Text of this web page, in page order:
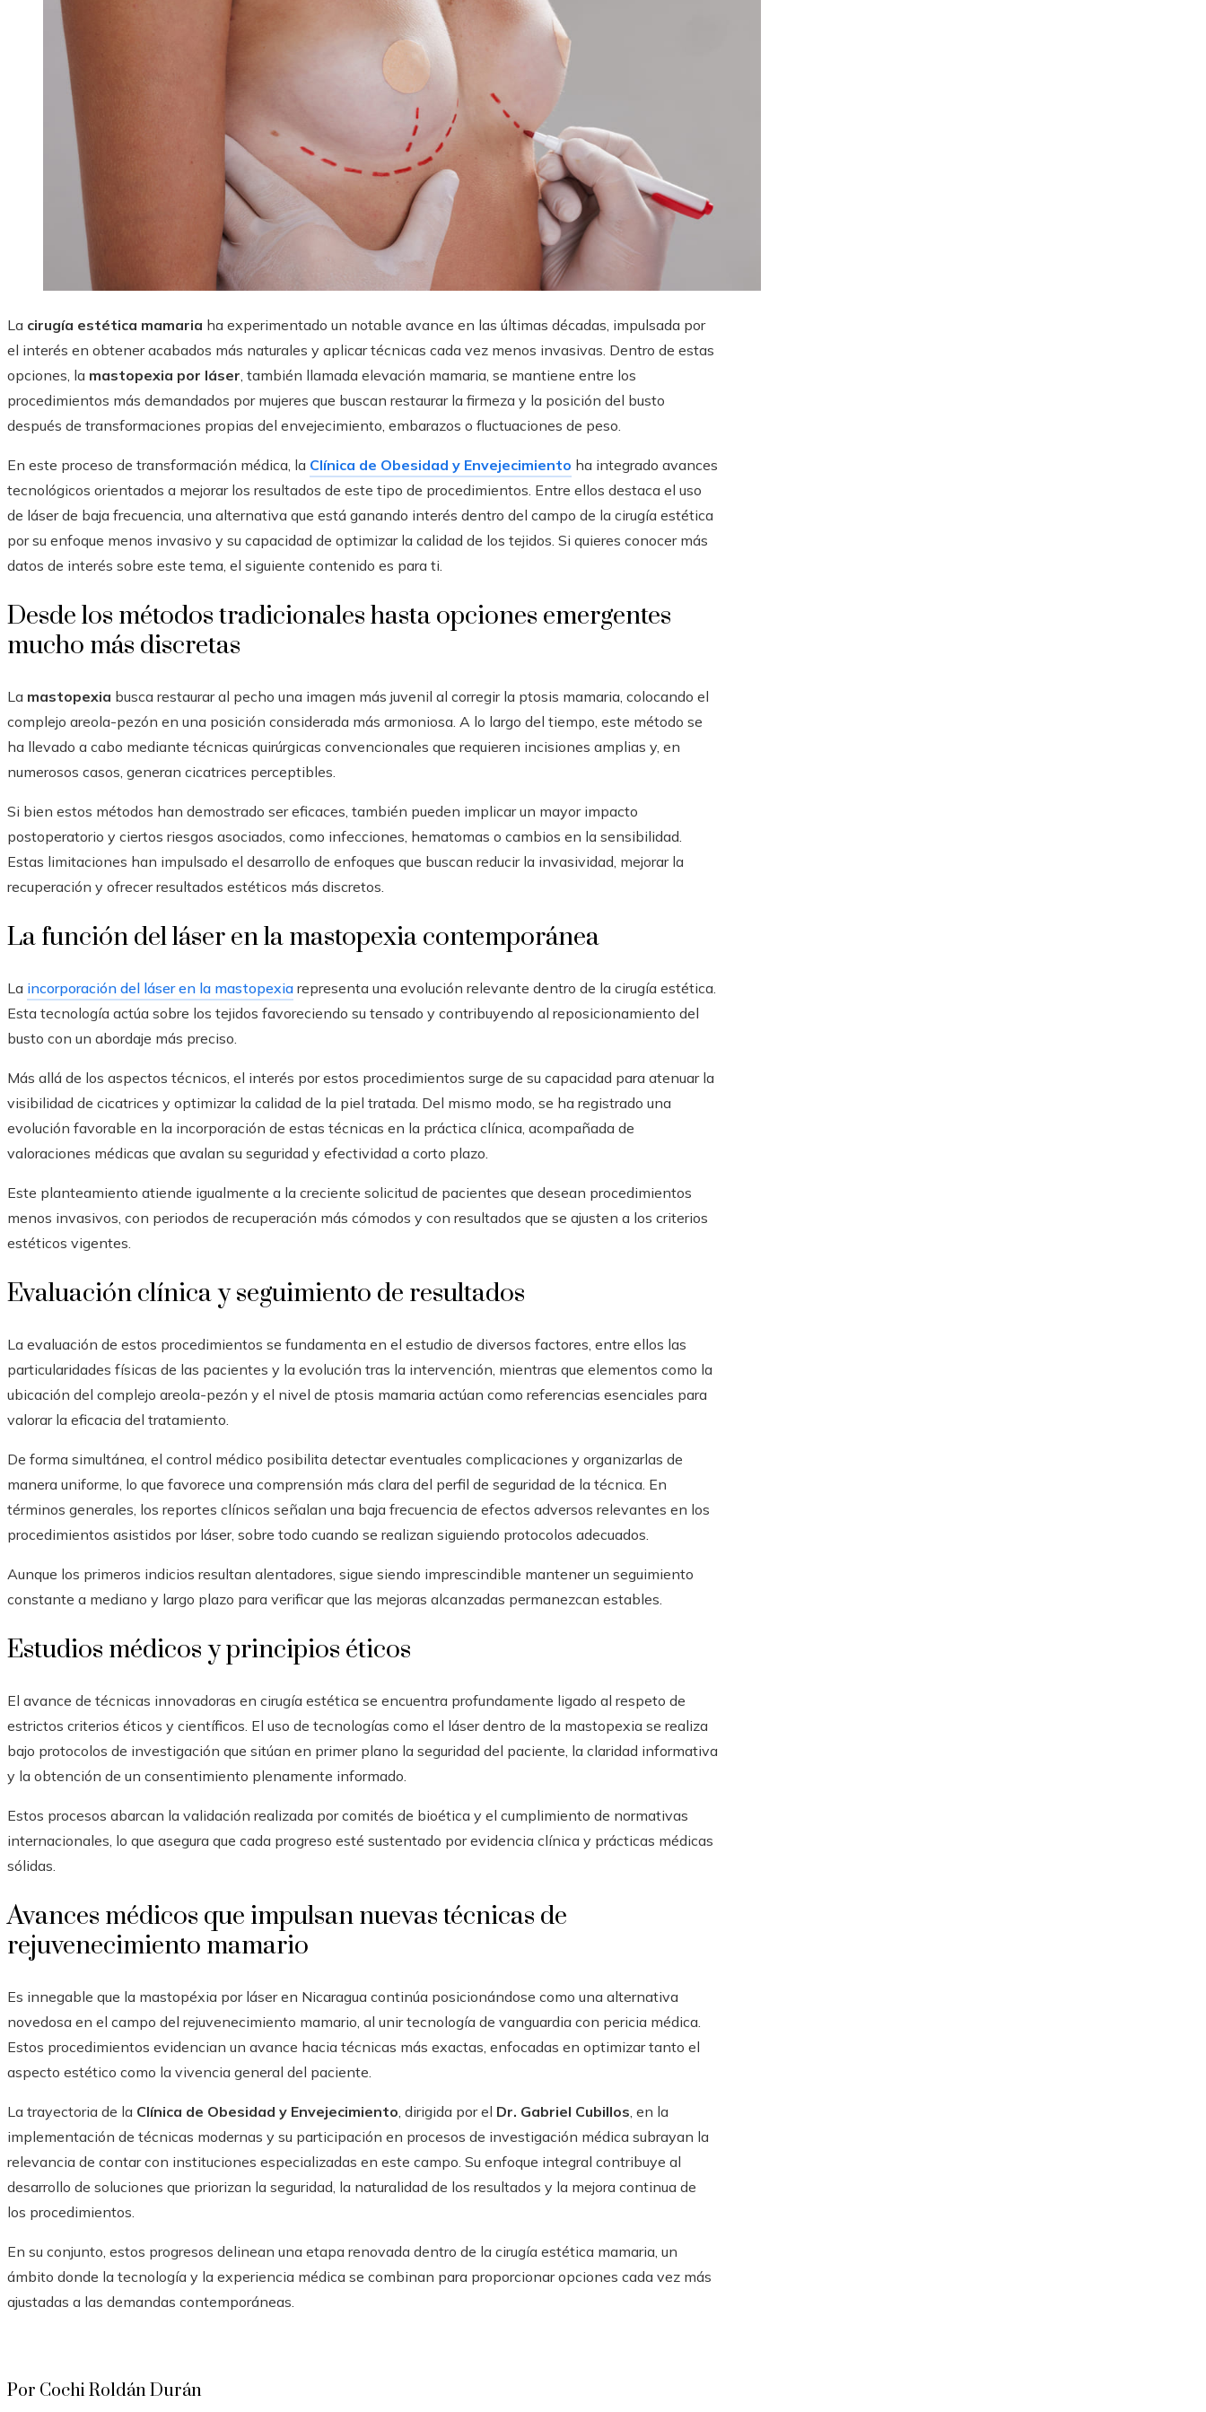
La cirugía estética mamaria ha experimentado un notable avance en las últimas décadas, impulsada por
el interés en obtener acabados más naturales y aplicar técnicas cada vez menos invasivas. Dentro de estas
opciones, la mastopexia por láser, también llamada elevación mamaria, se mantiene entre los
procedimientos más demandados por mujeres que buscan restaurar la firmeza y la posición del busto
después de transformaciones propias del envejecimiento, embarazos o fluctuaciones de peso.
En este proceso de transformación médica, la Clínica de Obesidad y Envejecimiento ha integrado avances
tecnológicos orientados a mejorar los resultados de este tipo de procedimientos. Entre ellos destaca el uso
de láser de baja frecuencia, una alternativa que está ganando interés dentro del campo de la cirugía estética
por su enfoque menos invasivo y su capacidad de optimizar la calidad de los tejidos. Si quieres conocer más
datos de interés sobre este tema, el siguiente contenido es para ti.
Desde los métodos tradicionales hasta opciones emergentes
mucho más discretas
La mastopexia busca restaurar al pecho una imagen más juvenil al corregir la ptosis mamaria, colocando el
complejo areola-pezón en una posición considerada más armoniosa. A lo largo del tiempo, este método se
ha llevado a cabo mediante técnicas quirúrgicas convencionales que requieren incisiones amplias y, en
numerosos casos, generan cicatrices perceptibles.
Si bien estos métodos han demostrado ser eficaces, también pueden implicar un mayor impacto
postoperatorio y ciertos riesgos asociados, como infecciones, hematomas o cambios en la sensibilidad.
Estas limitaciones han impulsado el desarrollo de enfoques que buscan reducir la invasividad, mejorar la
recuperación y ofrecer resultados estéticos más discretos.
La función del láser en la mastopexia contemporánea
La incorporación del láser en la mastopexia representa una evolución relevante dentro de la cirugía estética.
Esta tecnología actúa sobre los tejidos favoreciendo su tensado y contribuyendo al reposicionamiento del
busto con un abordaje más preciso.
Más allá de los aspectos técnicos, el interés por estos procedimientos surge de su capacidad para atenuar la
visibilidad de cicatrices y optimizar la calidad de la piel tratada. Del mismo modo, se ha registrado una
evolución favorable en la incorporación de estas técnicas en la práctica clínica, acompañada de
valoraciones médicas que avalan su seguridad y efectividad a corto plazo.
Este planteamiento atiende igualmente a la creciente solicitud de pacientes que desean procedimientos
menos invasivos, con periodos de recuperación más cómodos y con resultados que se ajusten a los criterios
estéticos vigentes.
Evaluación clínica y seguimiento de resultados
La evaluación de estos procedimientos se fundamenta en el estudio de diversos factores, entre ellos las
particularidades físicas de las pacientes y la evolución tras la intervención, mientras que elementos como la
ubicación del complejo areola-pezón y el nivel de ptosis mamaria actúan como referencias esenciales para
valorar la eficacia del tratamiento.
De forma simultánea, el control médico posibilita detectar eventuales complicaciones y organizarlas de
manera uniforme, lo que favorece una comprensión más clara del perfil de seguridad de la técnica. En
términos generales, los reportes clínicos señalan una baja frecuencia de efectos adversos relevantes en los
procedimientos asistidos por láser, sobre todo cuando se realizan siguiendo protocolos adecuados.
Aunque los primeros indicios resultan alentadores, sigue siendo imprescindible mantener un seguimiento
constante a mediano y largo plazo para verificar que las mejoras alcanzadas permanezcan estables.
Estudios médicos y principios éticos
El avance de técnicas innovadoras en cirugía estética se encuentra profundamente ligado al respeto de
estrictos criterios éticos y científicos. El uso de tecnologías como el láser dentro de la mastopexia se realiza
bajo protocolos de investigación que sitúan en primer plano la seguridad del paciente, la claridad informativa
y la obtención de un consentimiento plenamente informado.
Estos procesos abarcan la validación realizada por comités de bioética y el cumplimiento de normativas
internacionales, lo que asegura que cada progreso esté sustentado por evidencia clínica y prácticas médicas
sólidas.
Avances médicos que impulsan nuevas técnicas de
rejuvenecimiento mamario
Es innegable que la mastopéxia por láser en Nicaragua continúa posicionándose como una alternativa
novedosa en el campo del rejuvenecimiento mamario, al unir tecnología de vanguardia con pericia médica.
Estos procedimientos evidencian un avance hacia técnicas más exactas, enfocadas en optimizar tanto el
aspecto estético como la vivencia general del paciente.
La trayectoria de la Clínica de Obesidad y Envejecimiento, dirigida por el Dr. Gabriel Cubillos, en la
implementación de técnicas modernas y su participación en procesos de investigación médica subrayan la
relevancia de contar con instituciones especializadas en este campo. Su enfoque integral contribuye al
desarrollo de soluciones que priorizan la seguridad, la naturalidad de los resultados y la mejora continua de
los procedimientos.
En su conjunto, estos progresos delinean una etapa renovada dentro de la cirugía estética mamaria, un
ámbito donde la tecnología y la experiencia médica se combinan para proporcionar opciones cada vez más
ajustadas a las demandas contemporáneas.
Por Cochi Roldán Durán